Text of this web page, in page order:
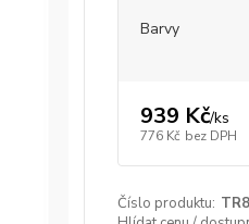
Barvy
939 Kč/ks
776 Kč bez DPH
Číslo produktu: TR8